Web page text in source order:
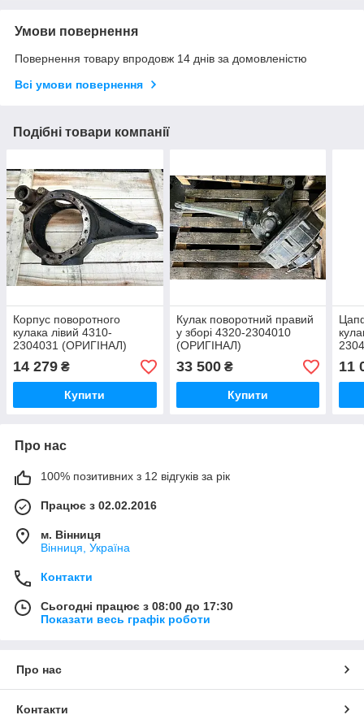
Умови повернення
Повернення товару впродовж 14 днів за домовленістю
Всі умови повернення
Подібні товари компанії
Корпус поворотного
кулака лівий 4310-
2304031 (ОРИГІНАЛ)
14 279 ₴
Купити
Кулак поворотний правий
у зборі 4320-2304010
(ОРИГІНАЛ)
33 500₴
Купити
11
Про нас
100% позитивних з 12 відгуків за рік
Працює з 02.02.2016
м. Вінниця
Вінниця, Україна
Контакти
Сьогодні працює з 08:00 до 17:30
Показати весь графік роботи
Про нас
Контакти